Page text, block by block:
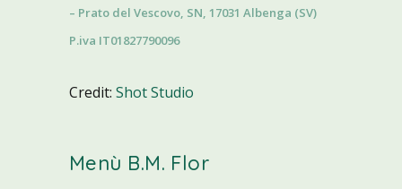
– Prato del Vescovo, SN, 17031 Albenga (SV)
P.iva IT01827790096
Credit:Shot Studio
Menù B.M. Flor